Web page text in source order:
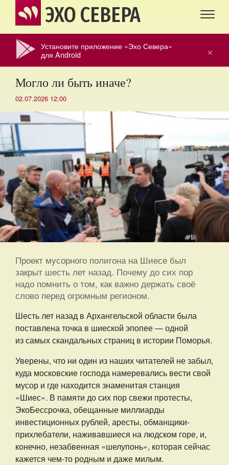
ЭХО СЕВЕРА
×
Установите приложение «Эхо Севера»
для Android
Могло ли быть иначе?
02.07.2026 12:00
Проект мусорного полигона на Шиесе был
закрыт шесть лет назад. Почему до сих пор
надо помнить о том, как важно держать своё
слово перед огромным регионом.
Шесть лет назад в Архангельской области была
поставлена точка в шиеской эпопее — одной
из самых скандальных страниц в истории Поморья.
Уверены, что ни один из наших читателей не забыл,
куда московские господа намеревались вести свой
мусор и где находится знаменитая станция
«Шиес». В памяти до сих пор свежи протесты,
ЭкоБессрочка, обещанные миллиарды
инвестиционных рублей, аресты, обманщики-
прихлебатели, наживавшиеся на людском горе, и,
конечно, незабвенная «шелупонь», которая сейчас
кажется чем-то родным и даже милым.